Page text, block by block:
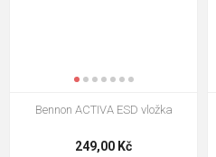
Bennon ACTIVA ESD vložka
249,00 Kč